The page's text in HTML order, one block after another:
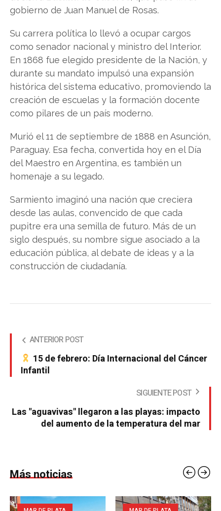
gobierno de Juan Manuel de Rosas.
Su carrera política lo llevó a ocupar cargos
como senador nacional y ministro del Interior.
En 1868 fue elegido presidente de la Nación, y
durante su mandato impulsó una expansión
histórica del sistema educativo, promoviendo la
creación de escuelas y la formación docente
como pilares de un país moderno.
Murió el 11 de septiembre de 1888 en Asunción,
Paraguay. Esa fecha, convertida hoy en el Día
del Maestro en Argentina, es también un
homenaje a su legado.
Sarmiento imaginó una nación que creciera
desde las aulas, convencido de que cada
pupitre era una semilla de futuro. Más de un
siglo después, su nombre sigue asociado a la
educación pública, al debate de ideas y a la
construcción de ciudadanía.
ANTERIOR POST
15 de febrero: Día Internacional del Cáncer
Infantil
SIGUIENTE POST
Las "aguavivas" llegaron a las playas: impacto
del aumento de la temperatura del mar
Más noticias